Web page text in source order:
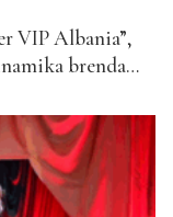
VIP Albania”,
brenda
prej tyre kanë
duke publikuar
historitë dhe